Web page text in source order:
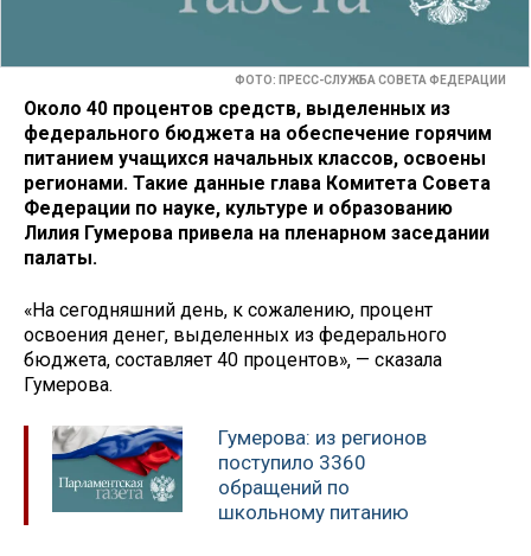
ФОТО: ПРЕСС-СЛУЖБА СОВЕТА ФЕДЕРАЦИИ
Около 40 процентов средств, выделенных из
федерального бюджета на обеспечение горячим
питанием учащихся начальных классов, освоены
регионами. Такие данные глава Комитета Совета
Федерации по науке, культуре и образованию
Лилия Гумерова привела на пленарном заседании
палаты.
«На сегодняшний день, к сожалению, процент
освоения денег, выделенных из федерального
бюджета, составляет 40 процентов», — сказала
Гумерова.
Гумерова: из регионов
поступило 3360
обращений по
школьному питанию